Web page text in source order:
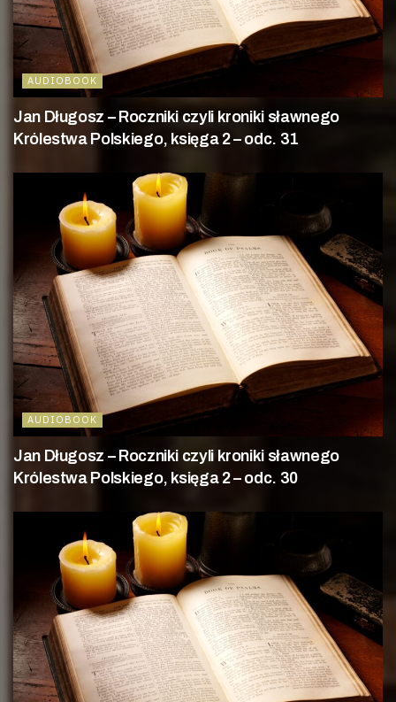
AUDIOBOOK
Jan Długosz – Roczniki czyli kroniki sławnego
Królestwa Polskiego, księga 2 – odc. 31
AUDIOBOOK
Jan Długosz – Roczniki czyli kroniki sławnego
Królestwa Polskiego, księga 2 – odc. 30